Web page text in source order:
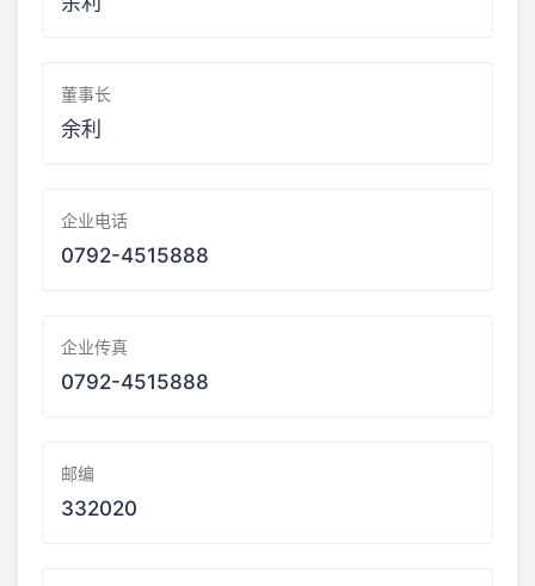
董事长
余利
企业电话
0792-4515888
企业传真
0792-4515888
邮编
332020